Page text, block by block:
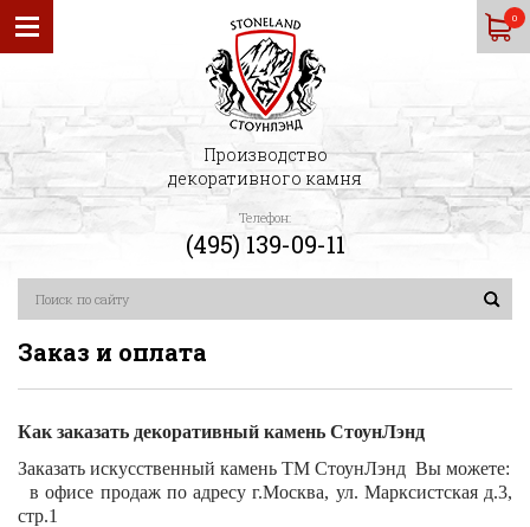
0
Производство
декоративного камня
Телефон:
(495) 139-09-11
Заказ и оплата
Как заказать декоративный камень СтоунЛэнд
Заказать искусственный камень ТМ СтоунЛэнд Вы можете:
в офисе продаж по адресу г.Москва, ул. Марксистская д.3,
стр.1